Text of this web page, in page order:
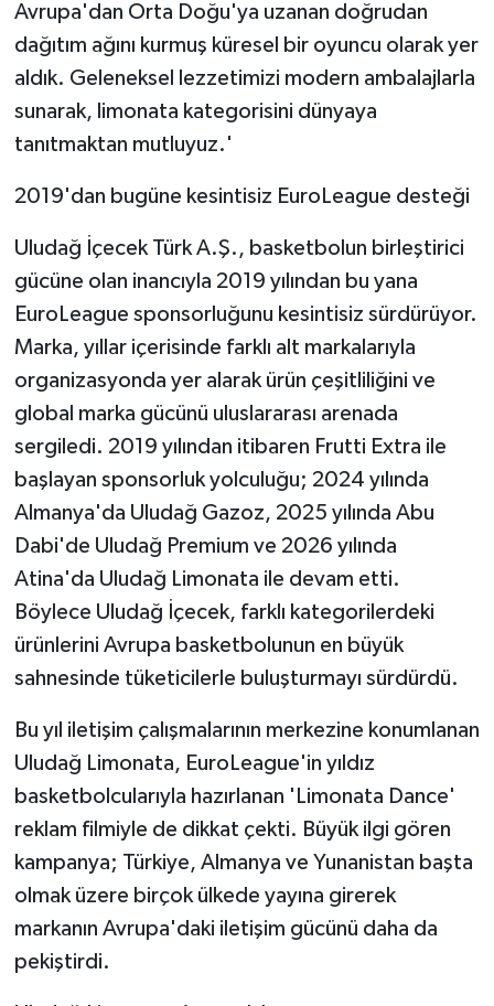
Avrupa'dan Orta Doğu'ya uzanan doğrudan
dağıtım ağını kurmuş küresel bir oyuncu olarak yer
aldık. Geleneksel lezzetimizi modern ambalajlarla
sunarak, limonata kategorisini dünyaya
tanıtmaktan mutluyuz.'
2019'dan bugüne kesintisiz EuroLeague desteği
Uludağ İçecek Türk A.Ş., basketbolun birleştirici
gücüne olan inancıyla 2019 yılından bu yana
EuroLeague sponsorluğunu kesintisiz sürdürüyor.
Marka, yıllar içerisinde farklı alt markalarıyla
organizasyonda yer alarak ürün çeşitliliğini ve
global marka gücünü uluslararası arenada
sergiledi. 2019 yılından itibaren Frutti Extra ile
başlayan sponsorluk yolculuğu; 2024 yılında
Almanya'da Uludağ Gazoz, 2025 yılında Abu
Dabi'de Uludağ Premium ve 2026 yılında
Atina'da Uludağ Limonata ile devam etti.
Böylece Uludağ İçecek, farklı kategorilerdeki
ürünlerini Avrupa basketbolunun en büyük
sahnesinde tüketicilerle buluşturmayı sürdürdü.
Bu yıl iletişim çalışmalarının merkezine konumlanan
Uludağ Limonata, EuroLeague'in yıldız
basketbolcularıyla hazırlanan 'Limonata Dance'
reklam filmiyle de dikkat çekti. Büyük ilgi gören
kampanya; Türkiye, Almanya ve Yunanistan başta
olmak üzere birçok ülkede yayına girerek
markanın Avrupa'daki iletişim gücünü daha da
pekiştirdi.